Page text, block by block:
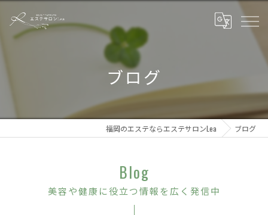
ブログ
福岡のエステならエステサロンLea ブログ
Blog
美容や健康に役立つ情報を広く発信中